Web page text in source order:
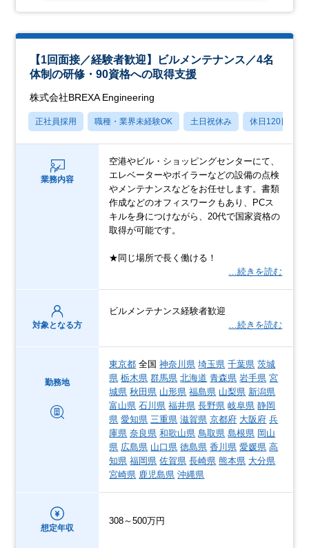
【1回面接／経験者歓迎】ビルメンテナンス／4名
体制の研修・90資格への取得支援
株式会社BREXA Engineering
正社員採用 職種・業界未経験OK 土日祝休み 休日120日以上
業務内容
空港やビル・ショッピングセンターにて、
エレベーターやボイラーなどの設備の点検
やメンテナンスなどをお任せします。書類
作成などのオフィスワークもあり、PCス
キルを身につけながら、20代で国家資格の
取得が可能です。
★同じ場所で長く働ける！
…続きを読む
対象となる方
ビルメンテナンス経験者歓迎
…続きを読む
勤務地
東京都 全国神奈川県 埼玉県 千葉県 茨城
県 栃木県 群馬県 北海道 青森県 岩手県 宮
城県 秋田県 山形県 福島県 山梨県 新潟県
富山県 石川県 福井県 長野県 岐阜県 静岡
県 愛知県 三重県 滋賀県 京都府 大阪府 兵
庫県 奈良県 和歌山県 鳥取県 島根県 岡山
県 広島県 山口県 徳島県 香川県 愛媛県 高
知県 福岡県 佐賀県 長崎県 熊本県 大分県
宮崎県 鹿児島県 沖縄県
想定年収
308～500万円